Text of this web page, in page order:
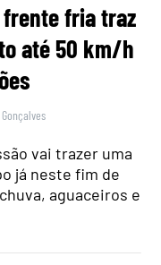
frente fria traz
até 50 km/h
vai trazer uma
já neste fim de
aguaceiros e